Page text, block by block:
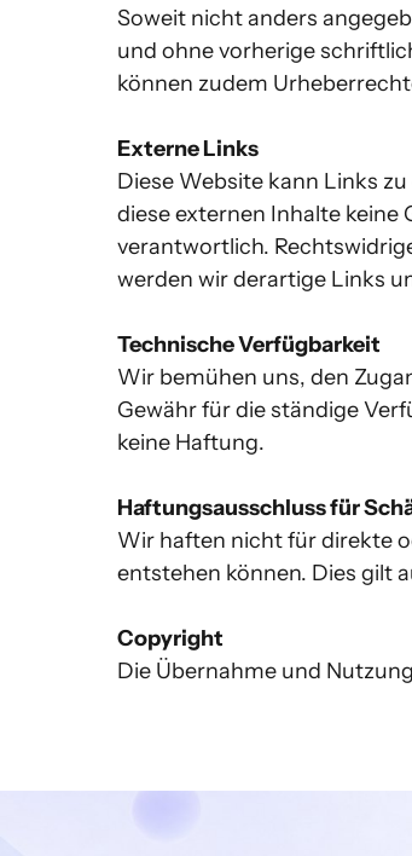
Soweit nicht anders
und ohne vorherige
können zudem
Externe Links
Diese Website kann Links
diese externen Inhalte keine
verantwortlich.
werden wir derartige Links
Technische Verfügbarkeit
Wir bemühen uns, den
Gewähr für die ständige
keine Haftung.
Haftungsausschluss für
Wir haften nicht für direkte
entstehen können. Dies gilt
Copyright
Die Übernahme und